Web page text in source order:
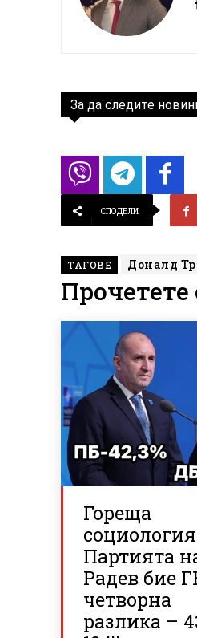
За да следите
СПОДЕЛИ
ТАГОВЕ Доналд
Гореща
Партията
Радев бие
четворна
разлика –